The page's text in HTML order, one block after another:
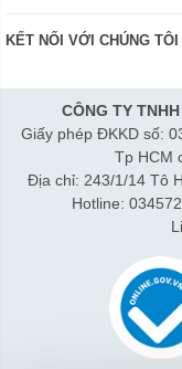
Kiểm tra tình trạng
Bán hàng: 0345 722155
Hợp tác:
Thời gian làm việc từ
Sáng 8h15-12h; Chiều
Thứ 7 làm đến 3h30
KẾT NỐI VỚI CHÚNG TÔI
CÔNG TY
Giấy phép ĐKKD số:
Tp HCM
Địa chỉ: 243/1/14 Tô
Hotline: